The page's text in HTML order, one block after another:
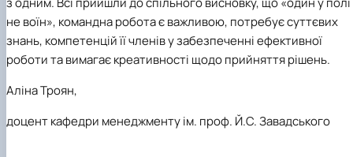
не воїн», командна робота є важливою, потребує суттєвих
знань, компетенцій її членів у забезпеченні ефективної
роботи та вимагає креативності щодо прийняття рішень.
Аліна Троян,
доцент кафедри менеджменту ім. проф. Й.С. Завадського